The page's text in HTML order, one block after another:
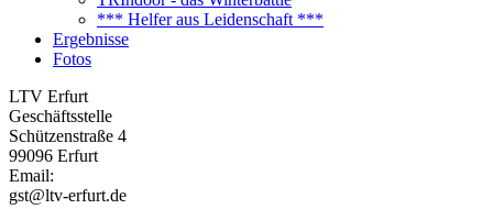
*** Helfer aus Leidenschaft ***
Ergebnisse
Fotos
LTV Erfurt
Geschäftsstelle
Schützenstraße 4
99096 Erfurt
Email:
gst@ltv-erfurt.de